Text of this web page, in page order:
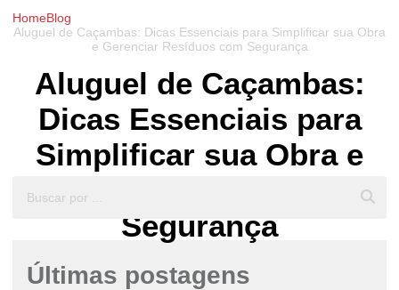
HomeBlog
Aluguel de Caçambas: Dicas Essenciais para Simplificar sua Obra
e Gerenciar Resíduos com Segurança
Aluguel de Caçambas:
Dicas Essenciais para
Simplificar sua Obra e
Gerenciar Resíduos com
Segurança
Últimas postagens